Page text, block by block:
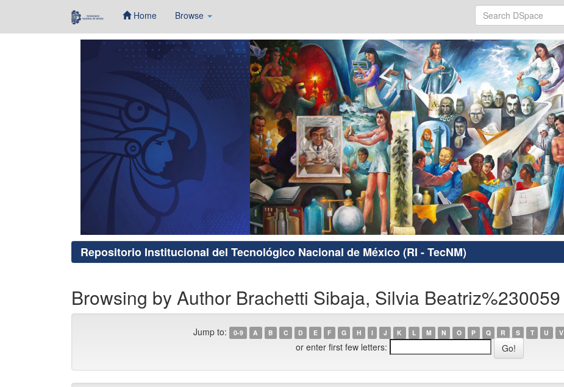
Home Browse
Repositorio Institucional del Tecnológico Nacional de México (RI - TecNM)
Browsing by Author Brachetti Sibaja, Silvia Beatriz%230059
Jump to: 0-9 A B C D E F G H I J K L M N O P Q R S T U V
or enter first few letters: